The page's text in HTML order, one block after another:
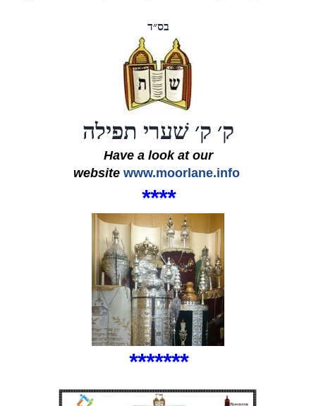
בס״ד
ק׳ ק׳ שׁערי תפילה
Have a look at our
website www.moorlane.info
****
*******